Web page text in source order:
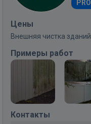
PRO
Цены
Внешняя чистка зданий
Примеры работ
Контакты